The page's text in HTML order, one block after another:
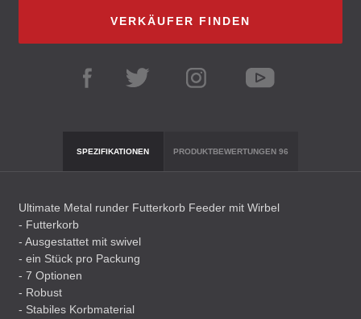
VERKÄUFER FINDEN
SPEZIFIKATIONEN PRODUKTBEWERTUNGEN96
Ultimate Metal runder Futterkorb Feeder mit Wirbel
- Futterkorb
- Ausgestattet mit swivel
- ein Stück pro Packung
- 7 Optionen
- Robust
- Stabiles Korbmaterial